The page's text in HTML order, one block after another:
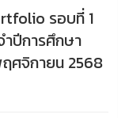
รอบที่ 1
ปีการศึกษา
ศจิกายน 2568